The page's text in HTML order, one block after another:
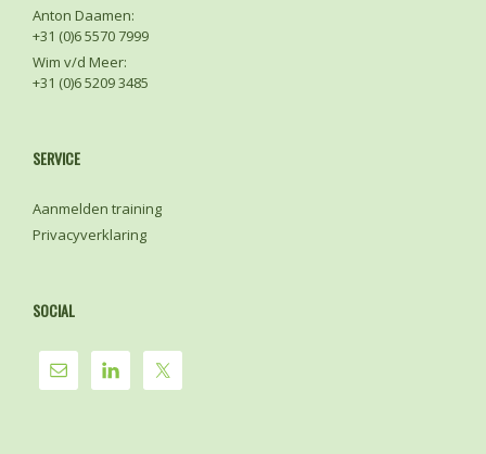
Anton Daamen:
+31 (0)6 5570 7999
Wim v/d Meer:
+31 (0)6 5209 3485
SERVICE
Aanmelden training
Privacyverklaring
SOCIAL